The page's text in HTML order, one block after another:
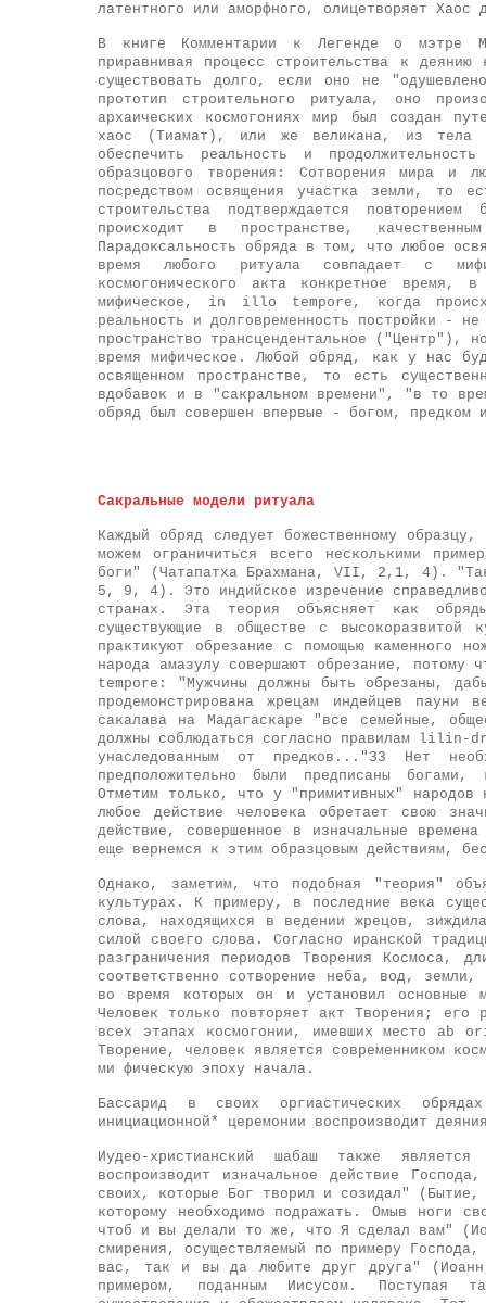
латентного или аморфного, олицетворяет Хаос
В книге Комментарии к Легенде о мэтре
приравнивая процесс строительства к
существовать долго, если оно не
прототип строительного ритуала, оно
архаических космогониях мир был создан
хаос (Тиамат), или же великана, из тела
обеспечить реальность и
образцового творения: Сотворения мира и
посредством освящения участка земли, то
строительства подтверждается
происходит в пространстве,
Парадоксальность обряда в том, что любое
время любого ритуала совпадает с
космогонического акта конкретное время,
мифическое, in illo tempore, когда
реальность и долговременность постройки -
пространство трансцендентальное ("Центр"),
время мифическое. Любой обряд, как у нас
освященном пространстве, то есть
вдобавок и в "сакральном времени", "в то
обряд был совершен впервые - богом, предком
Сакральные модели ритуала
Каждый обряд следует божественному
можем ограничиться всего несколькими
боги" (Чатапатха Брахмана, VII, 2,1, 4).
5, 9, 4). Это индийское изречение
странах. Эта теория объясняет как
существующие в обществе с высокоразвитой
практикуют обрезание с помощью каменного
народа амазулу совершают обрезание,
tempore: "Мужчины должны быть обрезаны,
продемонстрирована жрецам индейцев
сакалава на Мадагаскаре "все семейные,
должны соблюдаться согласно правилам lilin-
унаследованным от предков..."33 Нет
предположительно были предписаны богами,
Отметим только, что у "примитивных"
любое действие человека обретает свою
действие, совершенное в изначальные
еще вернемся к этим образцовым действиям,
Однако, заметим, что подобная "теория"
культурах. К примеру, в последние века
слова, находящихся в ведении жрецов,
силой своего слова. Согласно иранской
разграничения периодов Творения Космоса,
соответственно сотворение неба, вод,
во время которых он и установил
Человек только повторяет акт Творения; его
всех этапах космогонии, имевших место ab
Творение, человек является современником
ми фическую эпоху начала.
Бассарид в своих оргиастических
инициационной* церемонии воспроизводит
Иудео-христианский шабаш также
воспроизводит изначальное действие
своих, которые Бог творил и созидал"
которому необходимо подражать. Омыв ноги
чтоб и вы делали то же, что Я сделал вам"
смирения, осуществляемый по примеру
вас, так и вы да любите друг друга"
примером, поданным Иисусом. Поступая